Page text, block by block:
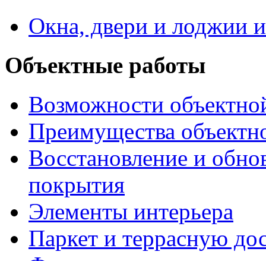
Окна, двери и лоджии
Объектные работы
Возможности
Преимущества
Восстановление и
покрытия
Элементы интерьера
Паркет и террасную